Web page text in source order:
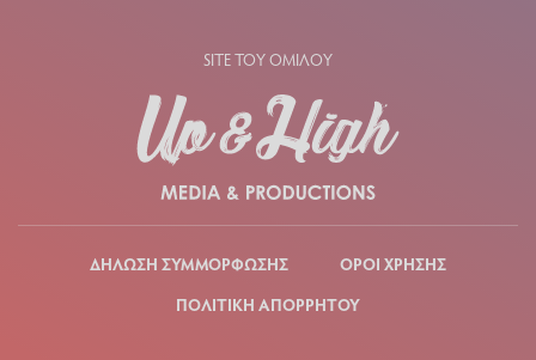
SITE ΤΟΥ ΟΜΙΛΟΥ
ΔΗΛΩΣΗ ΣΥΜΜΟΡΦΩΣΗΣ
ΟΡΟΙ ΧΡΗΣΗΣ
ΠΟΛΙΤΙΚΗ ΑΠΟΡΡΗΤΟΥ